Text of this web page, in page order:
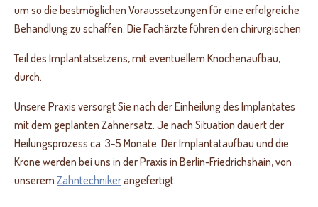
um so die bestmöglichen Voraussetzungen für eine erfolgreiche
Behandlung zu schaffen. Die Fachärzte führen den chirurgischen
Teil des Implantatsetzens, mit eventuellem Knochenaufbau,
durch.
Unsere Praxis versorgt Sie nach der Einheilung des Implantates
mit dem geplanten Zahnersatz. Je nach Situation dauert der
Heilungsprozess ca. 3-5 Monate. Der Implantataufbau und die
Krone werden bei uns in der Praxis in Berlin-Friedrichshain, von
unserem Zahntechnikerangefertigt.